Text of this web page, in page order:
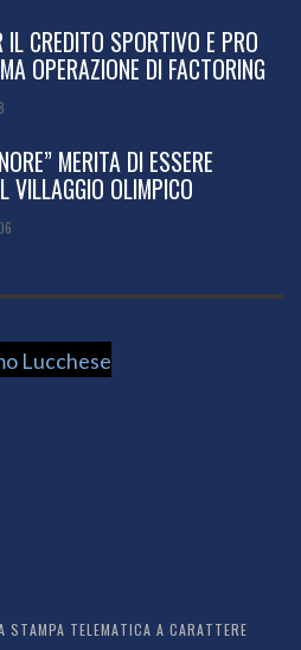
CREDITO SPORTIVO E PRO
OPERAZIONE DI FACTORING
MERITA DI ESSERE
VILLAGGIO OLIMPICO
STAMPA TELEMATICA A CARATTERE